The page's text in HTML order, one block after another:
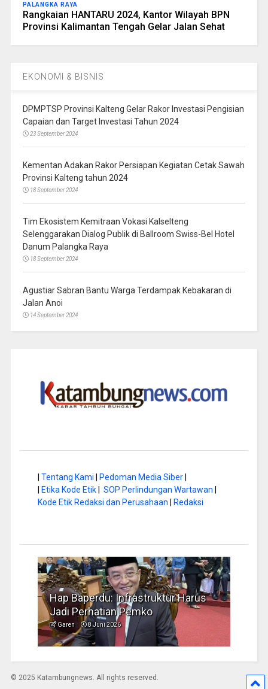
PALANGKA RAYA
Rangkaian HANTARU 2024, Kantor Wilayah BPN
Provinsi Kalimantan Tengah Gelar Jalan Sehat
EKONOMI & BISNIS
DPMPTSP Provinsi Kalteng Gelar Rakor Investasi Pengisian
Capaian dan Target Investasi Tahun 2024
23 September 2024
Kementan Adakan Rakor Persiapan Kegiatan Cetak Sawah
Provinsi Kalteng tahun 2024
18 September 2024
Tim Ekosistem Kemitraan Vokasi Kalselteng
Selenggarakan Dialog Publik di Ballroom Swiss-Bel Hotel
Danum Palangka Raya
18 September 2024
Agustiar Sabran Bantu Warga Terdampak Kebakaran di
Jalan Anoi
14 September 2024
Tentang Kami Pedoman Media Siber|
Etika Kode Etik| SOP Perlindungan Wartawan
Kode Etik Redaksi dan Perusahaan
Redaksi
Hap Baperdu: Infrastruktur Harus
Jadi Perhatian Pemko
Garen 8 Juni 2026
© 2025 Katambungnews. All rights reserved.